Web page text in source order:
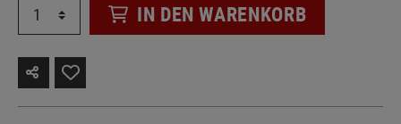
IN DEN WARENKORB